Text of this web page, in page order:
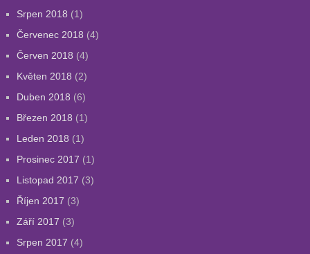
Srpen 2018 (1)
Červenec 2018 (4)
Červen 2018 (4)
Květen 2018 (2)
Duben 2018 (6)
Březen 2018 (1)
Leden 2018 (1)
Prosinec 2017 (1)
Listopad 2017 (3)
Říjen 2017 (3)
Září 2017 (3)
Srpen 2017 (4)